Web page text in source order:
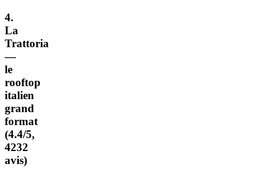
4.
La
Trattoria
—
le
rooftop
italien
grand
format
(4.4/5,
4232
avis)